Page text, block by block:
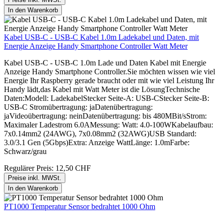
In den Warenkorb
Kabel USB-C - USB-C Kabel 1.0m Ladekabel und Daten, mit
Energie Anzeige Handy Smartphone Controller Watt Meter
Kabel USB-C - USB-C 1.0m Lade und Daten Kabel mit Energie
Anzeige Handy Smartphone Controller.Sie möchten wissen wie viel
Energie Ihr Raspberry gerade braucht oder mit wie viel Leistung Ihr
Handy lädt,das Kabel mit Watt Meter ist die LösungTechnische
Daten:Modell: LadekabelStecker Seite-A: USB-CStecker Seite-B:
USB-C Stromübertragung: jaDatenübertragung:
jaVideoübertragung: neinDatenübertragung: bis 480MBit/sStrom:
Maximaler Ladestrom 6.0AMessung: Watt: 4.0-100WKabelaufbau:
7x0.14mm2 (24AWG), 7x0.08mm2 (32AWG)USB Standard:
3.0/3.1 Gen (5Gbps)Extra: Anzeige WattLänge: 1.0mFarbe:
Schwarz/grau
Regulärer Preis: 12,50 CHF
Preise inkl. MWSt.
In den Warenkorb
PT1000 Temperatur Sensor bedrahtet 1000 Ohm